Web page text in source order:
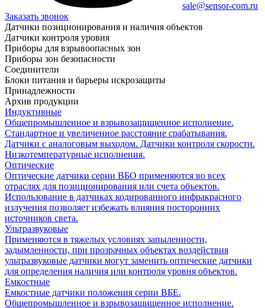
sale@sensor-com.ru
Заказать звонок
Датчики позиционирования и наличия объектов
Датчики контроля уровня
Приборы для взрывоопасных зон
Приборы зон безопасности
Соединители
Блоки питания и барьеры искрозащиты
Принадлежности
Архив продукции
Индуктивные
Общепромышленное и взрывозащищенное исполнение.
Стандартное и увеличенное расстояние срабатывания.
Датчики с аналоговым выходом. Датчики контроля скорости.
Низкотемпературные исполнения.
Оптические
Оптические датчики серии ВБО применяются во всех
отраслях для позиционирования или счета объектов.
Использование в датчиках кодированного инфракрасного
излучения позволяет избежать влияния посторонних
источников света.
Ультразвуковые
Применяются в тяжелых условиях запыленности,
задымленности, при прозрачных объектах воздействия
ультразвуковые датчики могут заменить оптические датчики
для определения наличия или контроля уровня объектов.
Емкостные
Емкостные датчики положения серии ВБЕ.
Общепромышленное и взрывозащищенное исполнение.